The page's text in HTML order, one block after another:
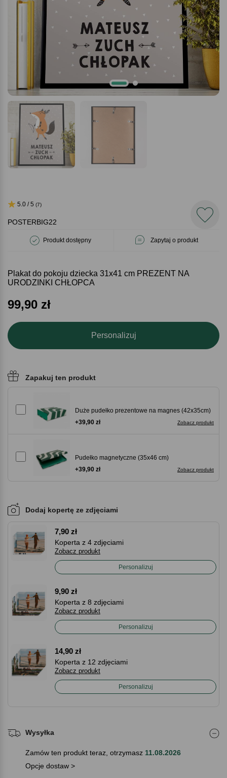
POSTERBIG22
Produkt dostępny Zapytaj o produkt
5.0 / 5 (7)
Plakat do pokoju dziecka 31x41 cm PREZENT NA
URODZINKI CHŁOPCA
99,90 zł
Personalizuj
Zapakuj ten produkt
Duże pudełko prezentowe na magnes (42x35cm)
Zobacz produkt
+39,90 zł
Pudełko magnetyczne (35x46 cm)
Zobacz produkt
+39,90 zł
Dodaj kopertę ze zdjęciami
7,90 zł
Koperta z 4 zdjęciami
Zobacz produkt
Personalizuj
9,90 zł
Koperta z 8 zdjęciami
Zobacz produkt
Personalizuj
14,90 zł
Koperta z 12 zdjęciami
Zobacz produkt
Personalizuj
Wysyłka
Zamów ten produkt teraz, otrzymasz 11.08.2026
Opcje dostaw >